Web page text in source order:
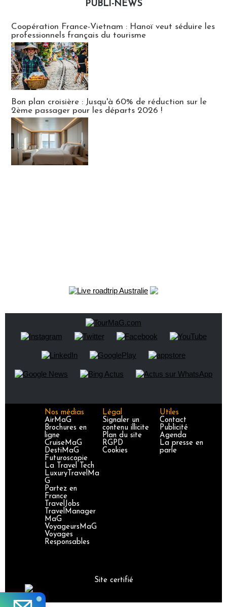
PUBLI-NEWS
Coopération France-Vietnam : Hanoï veut séduire les
professionnels français du tourisme
Bon plan croisière : Jusqu'à 60% de réduction sur le
2ème passager pour les départs 2026 !
Nos médias
AirMaG
Brochures en
ligne
CruiseMaG
DestiMaG
Futuroscopie
La Travel Tech
LuxuryTravelMa
G
Partez en
France
TravelJobs
TravelManager
MaG
VoyageursMaG
Voyages
Responsables
Légal
Signaler un
contenu illicite
Plan du site
RGPD
Cookies
Utiles
Contact
Publicité
Agenda
La presse en
parle
Site certifié